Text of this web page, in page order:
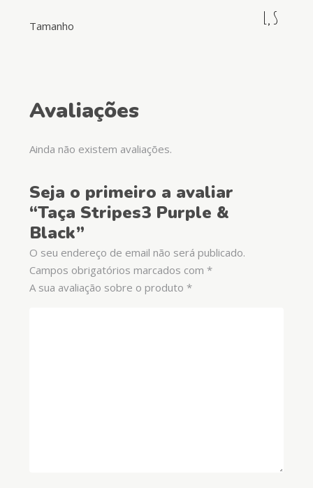
Tamanho L, S
Avaliações
Ainda não existem avaliações.
Seja o primeiro a avaliar
“Taça Stripes3 Purple &
Black”
O seu endereço de email não será publicado.
Campos obrigatórios marcados com *
A sua avaliação sobre o produto *